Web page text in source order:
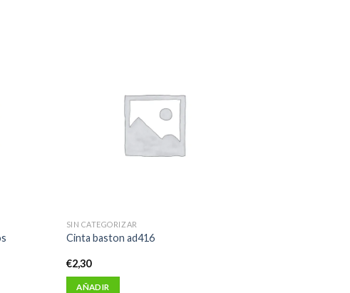
SIN CATEGORIZAR
Cinta baston ad416
€2,30
AÑADIR